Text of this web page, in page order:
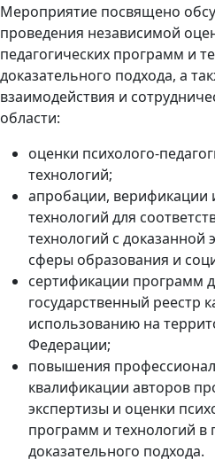
Мероприятие посвящено
проведения независимой
педагогических программ и
доказательного подхода, а
взаимодействия и
области:
оценки психолого-
технологий;
апробации, верификации
технологий для
технологий с доказанной
сферы образования и
сертификации программ
государственный реестр
использованию на
Федерации;
повышения
квалификации авторов
экспертизы и оценки
программ и технологий в
доказательного подхода.